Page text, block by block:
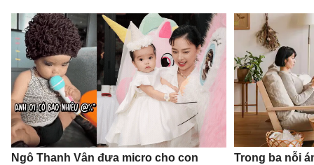
Ngô Thanh Vân đưa micro cho con
Trong ba nỗi